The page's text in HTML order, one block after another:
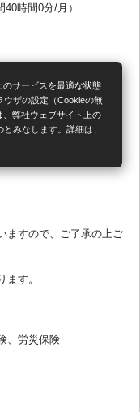
サービスを最適な状態
ウザの設定（Cookieの無
弊社ウェブサイト上の
みなします。詳細は、
時間0分/月）
ますので、ご了承の上ご
す。
、労災保険